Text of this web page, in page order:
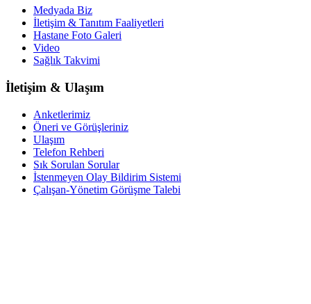
Medyada Biz
İletişim & Tanıtım Faaliyetleri
Hastane Foto Galeri
Video
Sağlık Takvimi
İletişim & Ulaşım
Anketlerimiz
Öneri ve Görüşleriniz
Ulaşım
Telefon Rehberi
Sık Sorulan Sorular
İstenmeyen Olay Bildirim Sistemi
Çalışan-Yönetim Görüşme Talebi